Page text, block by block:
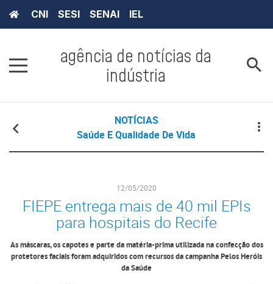
CNI SESI SENAI IEL
agência de notícias da
indústria
NOTÍCIAS
Saúde E Qualidade De Vida
12/05/2020
FIEPE entrega mais de 40 mil EPIs
para hospitais do Recife
As máscaras, os capotes e parte da matéria-prima utilizada na confecção dos
protetores faciais foram adquiridos com recursos da campanha Pelos Heróis
da Saúde